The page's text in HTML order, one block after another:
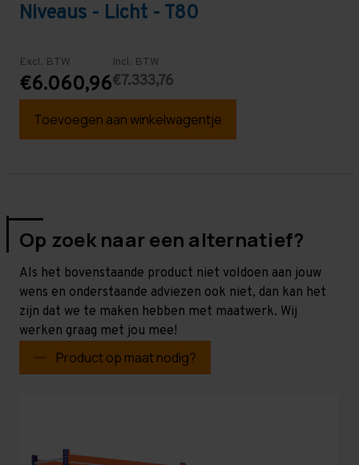
Niveaus - Licht - T80
Excl. BTW
€6.060,96
Incl. BTW
€7.333,76
Toevoegen aan winkelwagentje
Op zoek naar een alternatief?
Als het bovenstaande product niet voldoen aan jouw
wens en onderstaande adviezen ook niet, dan kan het
zijn dat we te maken hebben met maatwerk. Wij
werken graag met jou mee!
Product op maat nodig?